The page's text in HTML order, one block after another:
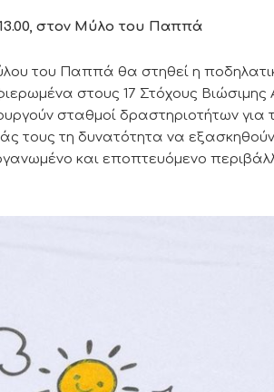
13.00, στον Μύλο του Παππά
του Παππά θα στηθεί η
στους 17 Στόχους
σταθμοί δραστηριοτήτων για
τους τη δυνατότητα να εξασκηθούν
και εποπτευόμενο